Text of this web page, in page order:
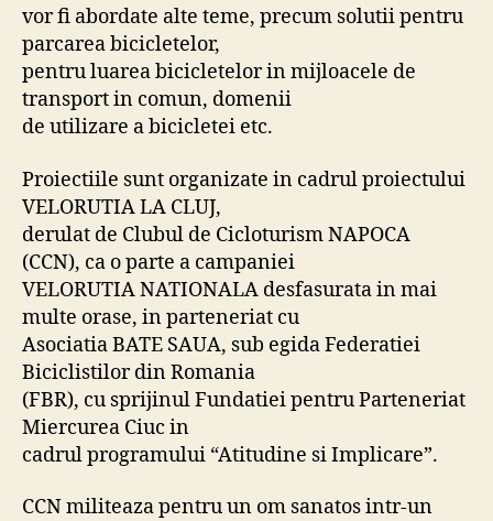
vor fi abordate alte teme, precum solutii pentru
parcarea bicicletelor,
pentru luarea bicicletelor in mijloacele de
transport in comun, domenii
de utilizare a bicicletei etc.
Proiectiile sunt organizate in cadrul proiectului
VELORUTIA LA CLUJ,
derulat de Clubul de Cicloturism NAPOCA
(CCN), ca o parte a campaniei
VELORUTIA NATIONALA desfasurata in mai
multe orase, in parteneriat cu
Asociatia BATE SAUA, sub egida Federatiei
Biciclistilor din Romania
(FBR), cu sprijinul Fundatiei pentru Parteneriat
Miercurea Ciuc in
cadrul programului “Atitudine si Implicare”.
CCN militeaza pentru un om sanatos intr-un